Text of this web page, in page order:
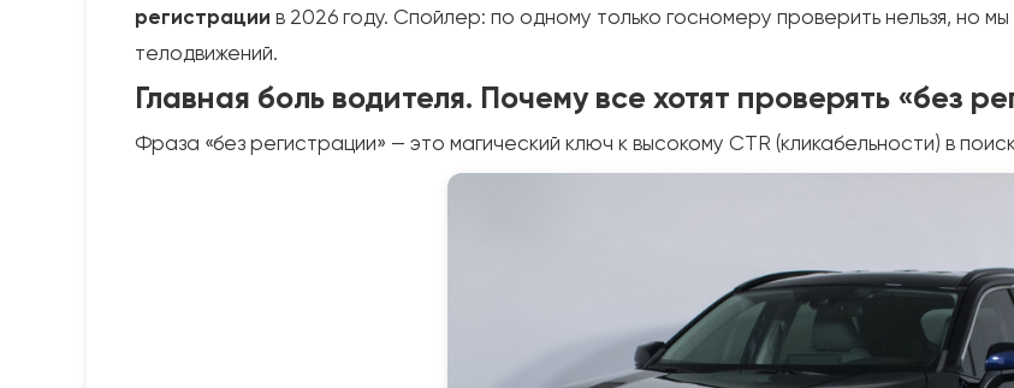
регистрации в 2026 году. Спойлер: по одному только госномеру проверить нельзя, но
телодвижений.
Главная боль водителя. Почему все хотят проверять «без
Фраза «без регистрации» — это магический ключ к высокому CTR (кликабельности) в